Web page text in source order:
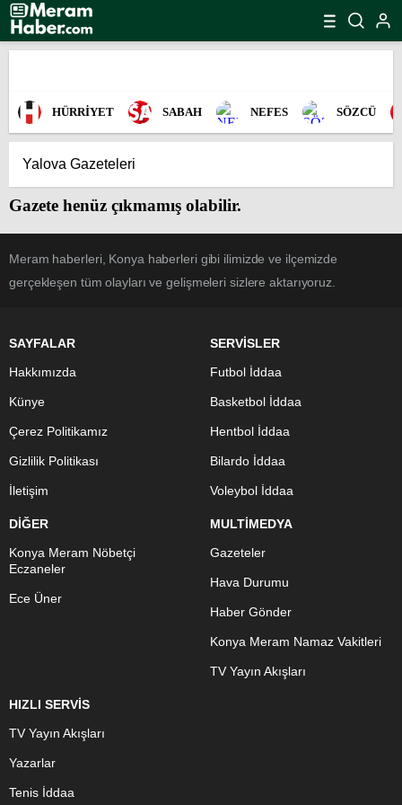
HÜRRİYET SABAH NEFES SÖZCÜ
Gazete henüz çıkmamış olabilir.
Meram haberleri, Konya haberleri gibi ilimizde ve ilçemizde
gerçekleşen tüm olayları ve gelişmeleri sizlere aktarıyoruz.
SAYFALAR
Hakkımızda
Künye
Çerez Politikamız
Gizlilik Politikası
İletişim
SERVİSLER
Futbol İddaa
Basketbol İddaa
Hentbol İddaa
Bilardo İddaa
Voleybol İddaa
DİĞER
Konya Meram Nöbetçi
Eczaneler
Ece Üner
MULTİMEDYA
Gazeteler
Hava Durumu
Haber Gönder
Konya Meram Namaz Vakitleri
TV Yayın Akışları
HIZLI SERVİS
TV Yayın Akışları
Yazarlar
Tenis İddaa